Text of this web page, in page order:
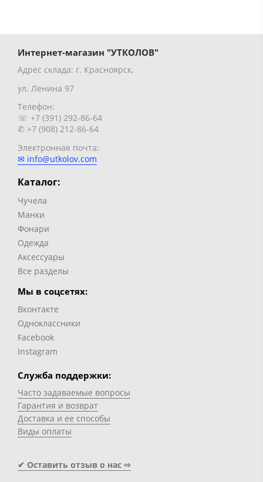
Интернет-магазин "УТКОЛОВ"
Адрес склада: г. Красноярск,
ул. Ленина 97
Телефон:
☏ +7 (391) 292-86-64
✆ +7 (908) 212-86-64
Электронная почта:
✉ info@utkolov.com
Каталог:
Чучела
Манки
Фонари
Одежда
Аксессуары
Все разделы
Мы в соцсетях:
Вконтакте
Одноклассники
Facebook
Instagram
Служба поддержки:
Часто задаваемые вопросы
Гарантия и возврат
Доставка и ее способы
Виды оплаты
✔ Оставить отзыв о нас ⇨